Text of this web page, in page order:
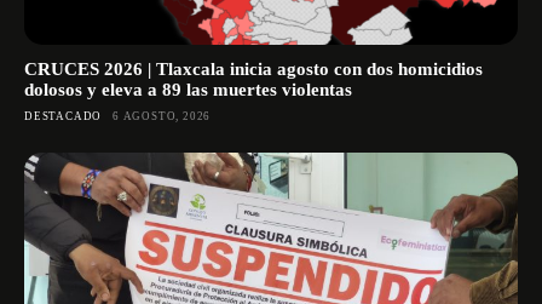
CRUCES 2026 | Tlaxcala inicia agosto con dos homicidios
dolosos y eleva a 89 las muertes violentas
DESTACADO 6 AGOSTO, 2026